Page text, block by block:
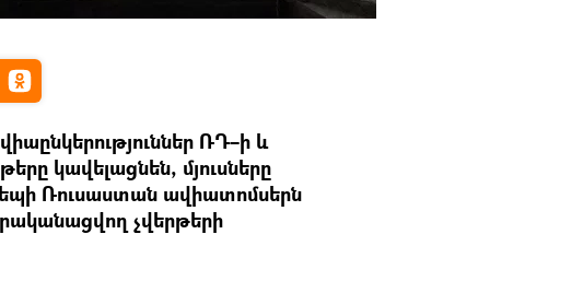
ՌԴ–ի և
կավելացնեն, մյուսները
Ռուսաստան ավիատոմսերն
չվերթերի